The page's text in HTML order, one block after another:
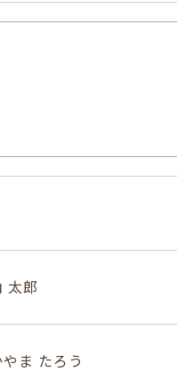
太郎
ま たろう